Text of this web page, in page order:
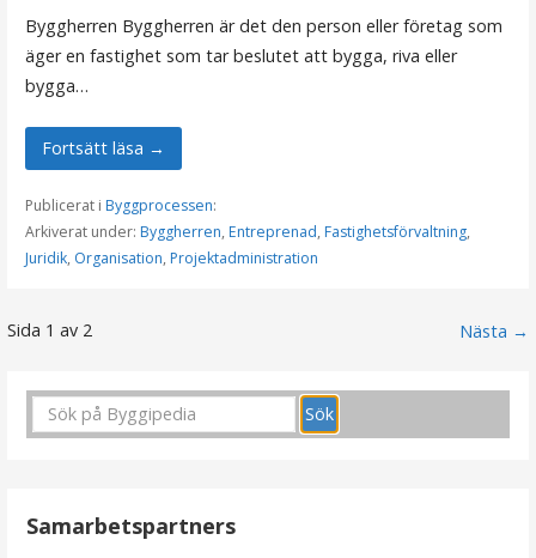
Byggherren Byggherren är det den person eller företag som
äger en fastighet som tar beslutet att bygga, riva eller
bygga…
Fortsätt läsa →
Publicerat i Byggprocessen:
Arkiverat under: Byggherren, Entreprenad, Fastighetsförvaltning,
Juridik, Organisation, Projektadministration
I
n
g
Sida 1 av 2 Nästa →
Samarbetspartners